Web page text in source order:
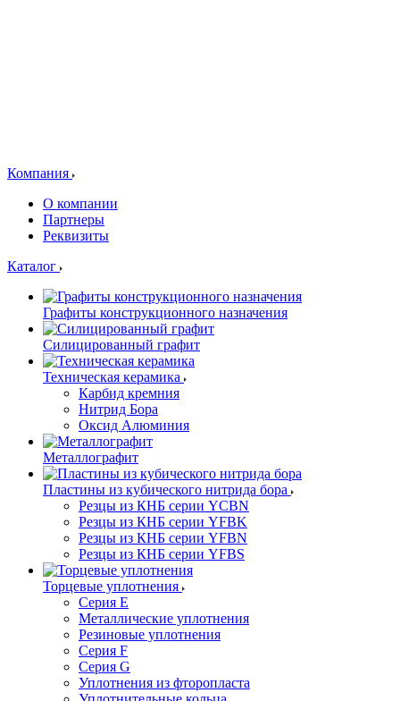
Компания
О компании
Партнеры
Реквизиты
Каталог
Графиты конструкционного назначения
Силицированный графит
Техническая керамика
Карбид кремния
Нитрид Бора
Оксид Алюминия
Металлографит
Пластины из кубического нитрида бора
Резцы из КНБ серии YCBN
Резцы из КНБ серии YFBK
Резцы из КНБ серии YFBN
Резцы из КНБ серии YFBS
Торцевые уплотнения
Серия E
Металлические уплотнения
Резиновые уплотнения
Серия F
Серия G
Уплотнения из фторопласта